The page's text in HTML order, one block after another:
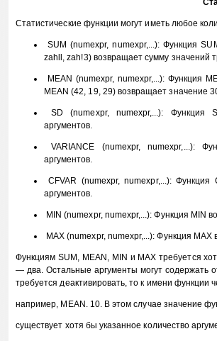
Статистические функции могут иметь любое
SUM (numexpr, numexpr,...): Функция
zahll, zah!3) возвращает сумму значений
MEAN (numexpr, numexpr,...): Функция
MEAN (42, 19, 29) возвращает значение
SD (numexpr, numexpr,...): Функция
аргументов.
VARIANCE (numexpr, numexpr,...):
аргументов.
CFVAR (numexpr, numexpr,...):
аргументов.
MIN (numexpr, numexpr,...): Функция MIN
MAX (numexpr, numexpr,...): Функция
Функциям SUM, MEAN, MIN и МАХ требуется
— два. Остальные аргументы могут содержать
требуется деактивировать, то к имени функции
например, MEAN. 10. В этом случае значение
существует хотя бы указанное количество